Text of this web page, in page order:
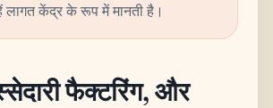
लागत केंद्र के रूप में मानती है।
फैक्टरिंग, और